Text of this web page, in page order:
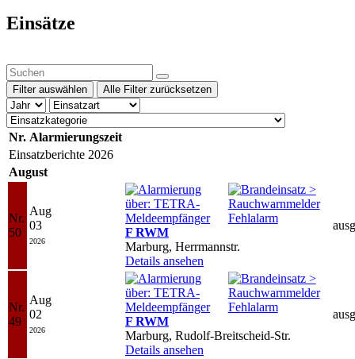
Einsätze
Filter auswählen Alle Filter zurücksetzen
Nr. Alarmierungszeit
Einsatzberichte 2026
August
Nr.
50
Aug
03
2026
F RWM
Marburg, Herrmannstr.
Details ansehen
Nr.
49
Aug
02
2026
F RWM
Marburg, Rudolf-Breitscheid-Str.
Details ansehen